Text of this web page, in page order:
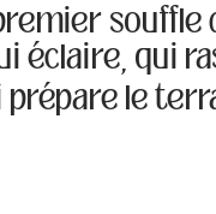
souffle
éclaire, qui
le